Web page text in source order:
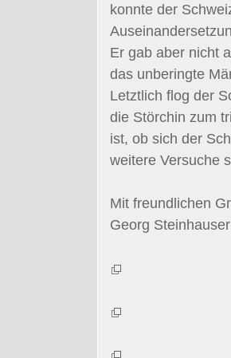
konnte der
Er gab aber nicht
das unberingte
Letztlich flog der
die Störchin zum
ist, ob sich der
weitere Versuche
Mit freundlichen
Georg Steinhauser